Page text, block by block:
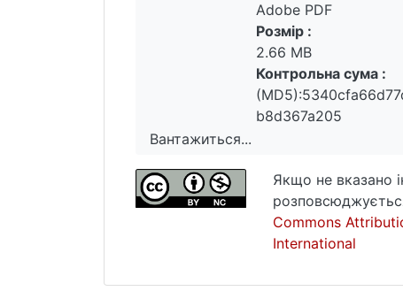
Вантажиться...
Вантажиться...
Adobe PDF
Розмір :
2.66 MB
Контрольна сума :
b8d367a205
Якщо не вказано
Commons
International